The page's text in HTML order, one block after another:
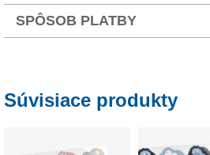
SPÔSOB PLATBY
Súvisiace produkty